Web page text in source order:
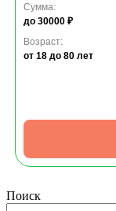
Сумма:
до 30000 ₽
Возраст:
от 18 до 80 лет
Поиск